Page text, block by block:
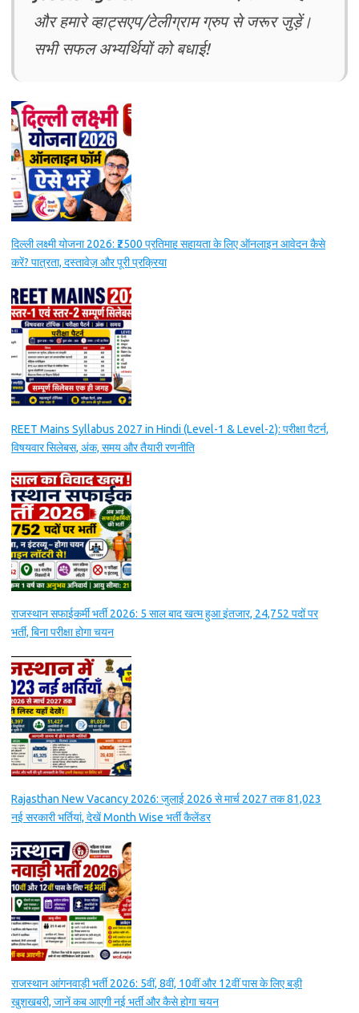
और हमारे व्हाट्सएप/टेलीग्राम ग्रुप से जरूर जुड़ें।
सभी सफल अभ्यर्थियों को बधाई!
दिल्ली लक्ष्मी योजना 2026: ₹2500 प्रतिमाह सहायता के लिए ऑनलाइन आवेदन कैसे
करें? पात्रता, दस्तावेज़ और पूरी प्रक्रिया
REET Mains Syllabus 2027 in Hindi (Level-1 & Level-2): परीक्षा पैटर्न,
विषयवार सिलेबस, अंक, समय और तैयारी रणनीति
राजस्थान सफाईकर्मी भर्ती 2026: 5 साल बाद खत्म हुआ इंतजार, 24,752 पदों पर
भर्ती, बिना परीक्षा होगा चयन
Rajasthan New Vacancy 2026: जुलाई 2026 से मार्च 2027 तक 81,023
नई सरकारी भर्तियां, देखें Month Wise भर्ती कैलेंडर
राजस्थान आंगनवाड़ी भर्ती 2026: 5वीं, 8वीं, 10वीं और 12वीं पास के लिए बड़ी
खुशखबरी, जानें कब आएगी नई भर्ती और कैसे होगा चयन